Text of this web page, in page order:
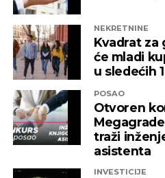
NEKRETNINE
Kvadrat za
će mladi
u sledećih
POSAO
Otvoren
traži
asistenta
INVESTICIJE